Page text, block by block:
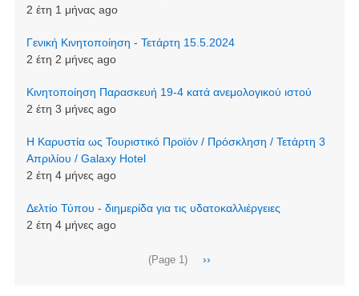
2 έτη 1 μήνας ago
Γενική Κινητοποίηση - Τετάρτη 15.5.2024
2 έτη 2 μήνες ago
Κινητοποίηση Παρασκευή 19-4 κατά ανεμολογικού ιστού
2 έτη 3 μήνες ago
Η Καρυστία ως Τουριστικό Προϊόν / Πρόσκληση / Τετάρτη 3
Απριλίου / Galaxy Hotel
2 έτη 4 μήνες ago
Δελτίο Τύπου - διημερίδα για τις υδατοκαλλιέργειες
2 έτη 4 μήνες ago
(Page 1)
Next
››